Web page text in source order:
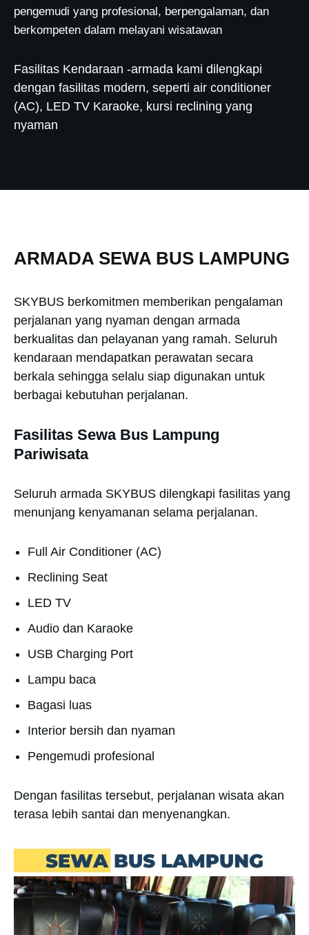
pengemudi yang profesional, berpengalaman, dan
berkompeten dalam melayani wisatawan
Fasilitas Kendaraan -armada kami dilengkapi
dengan fasilitas modern, seperti air conditioner
(AC), LED TV Karaoke, kursi reclining yang
nyaman
ARMADA SEWA BUS LAMPUNG
SKYBUS berkomitmen memberikan pengalaman
perjalanan yang nyaman dengan armada
berkualitas dan pelayanan yang ramah. Seluruh
kendaraan mendapatkan perawatan secara
berkala sehingga selalu siap digunakan untuk
berbagai kebutuhan perjalanan.
Fasilitas Sewa Bus Lampung
Pariwisata
Seluruh armada SKYBUS dilengkapi fasilitas yang
menunjang kenyamanan selama perjalanan.
Full Air Conditioner (AC)
Reclining Seat
LED TV
Audio dan Karaoke
USB Charging Port
Lampu baca
Bagasi luas
Interior bersih dan nyaman
Pengemudi profesional
Dengan fasilitas tersebut, perjalanan wisata akan
terasa lebih santai dan menyenangkan.